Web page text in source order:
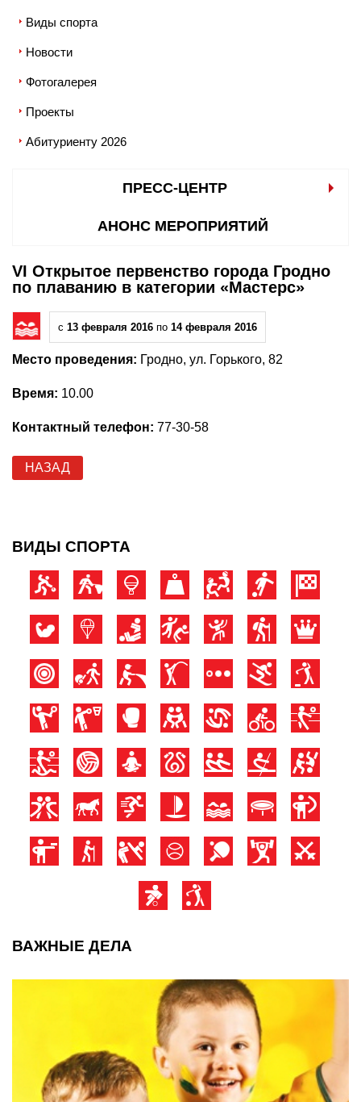
Виды спорта
Новости
Фотогалерея
Проекты
Абитуриенту 2026
ПРЕСС-ЦЕНТР
АНОНС МЕРОПРИЯТИЙ
VI Открытое первенство города Гродно
по плаванию в категории «Мастерс»
с 13 февраля 2016 по 14 февраля 2016
Место проведения: Гродно, ул. Горького, 82
Время: 10.00
Контактный телефон: 77-30-58
НАЗАД
ВИДЫ СПОРТА
ВАЖНЫЕ ДЕЛА